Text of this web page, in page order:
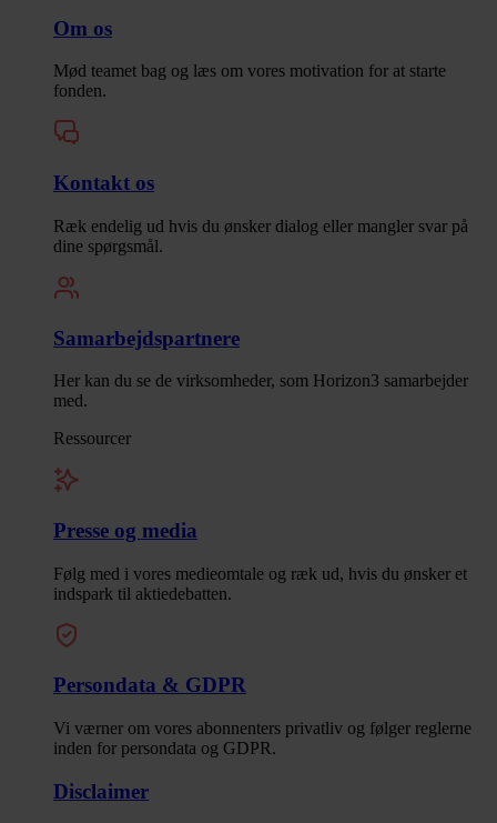
Om os
Mød teamet bag og læs om vores motivation for at starte
fonden.
Kontakt os
Ræk endelig ud hvis du ønsker dialog eller mangler svar på
dine spørgsmål.
Samarbejdspartnere
Her kan du se de virksomheder, som Horizon3 samarbejder
med.
Ressourcer
Presse og media
Følg med i vores medieomtale og ræk ud, hvis du ønsker et
indspark til aktiedebatten.
Persondata & GDPR
Vi værner om vores abonnenters privatliv og følger reglerne
inden for persondata og GDPR.
Disclaimer